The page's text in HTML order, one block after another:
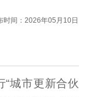
时间：2026年05月10日
城市更新合伙